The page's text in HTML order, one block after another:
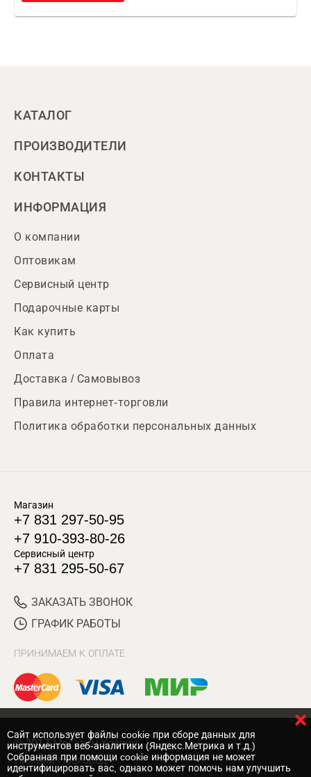
КАТАЛОГ
ПРОИЗВОДИТЕЛИ
КОНТАКТЫ
ИНФОРМАЦИЯ
О компании
Оптовикам
Сервисный центр
Подарочные карты
Как купить
Оплата
Доставка / Самовывоз
Правила интернет-торговли
Политика обработки персональных данных
Магазин
+7 831 297-50-95
+7 910-393-80-26
Сервисный центр
+7 831 295-50-67
ЗАКАЗАТЬ ЗВОНОК
ГРАФИК РАБОТЫ
ПРИНИМАЕМ К ОПЛАТЕ
© 2017 Магазин Хозяин
Нижний Новгород
Cайт использует файлы cookie при сборе данных для
инструментов веб-аналитики (Яндекс.Метрика и т.д.)
Собранная при помощи cookie информация не может
идентифицировать вас, однако может помочь нам улучшить